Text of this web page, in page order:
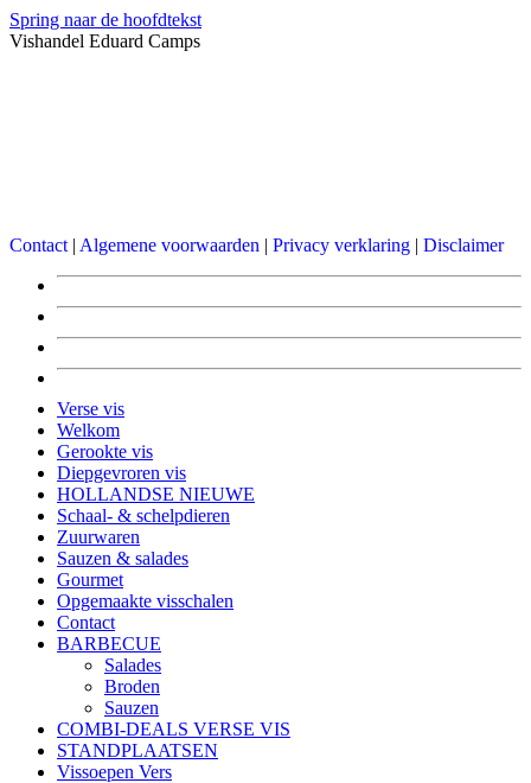
Spring naar de hoofdtekst
Vishandel Eduard Camps
Contact | Algemene voorwaarden | Privacy verklaring | Disclaimer
Verse vis
Welkom
Gerookte vis
Diepgevroren vis
HOLLANDSE NIEUWE
Schaal- & schelpdieren
Zuurwaren
Sauzen & salades
Gourmet
Opgemaakte visschalen
Contact
BARBECUE
Salades
Broden
Sauzen
COMBI-DEALS VERSE VIS
STANDPLAATSEN
Vissoepen Vers